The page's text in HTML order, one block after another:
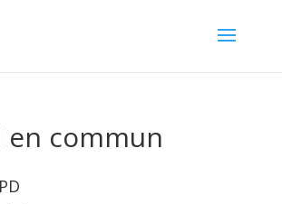
en commun